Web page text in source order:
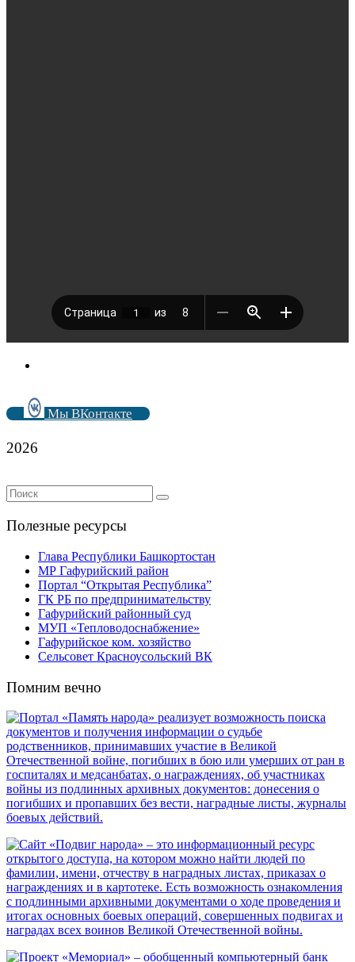
Мы ВКонтакте
2026
Полезные ресурсы
Глава Республики Башкортостан
МР Гафурийский район
Портал “Открытая Республика”
ГК РБ по предпринимательству
Гафурийский районный суд
МУП «Тепловодоснабжение»
Гафурийское ком. хозяйство
Сельсовет Красноусольский ВК
Помним вечно